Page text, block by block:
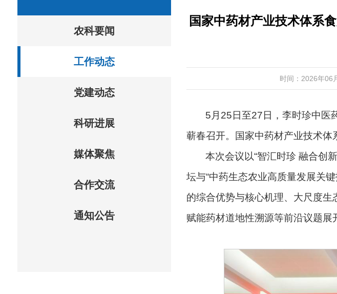
农科要闻
工作动态
党建动态
科研进展
媒体聚焦
合作交流
通知公告
国家中药材产业技术体系
时间：2026年06
5月25日至27日，李时珍中医
蕲春召开。国家中药材产业技术体
本次会议以“智汇时珍 融合创
坛与“中药生态农业高质量发展关
的综合优势与核心机理、大尺度
赋能药材道地性溯源等前沿议题展